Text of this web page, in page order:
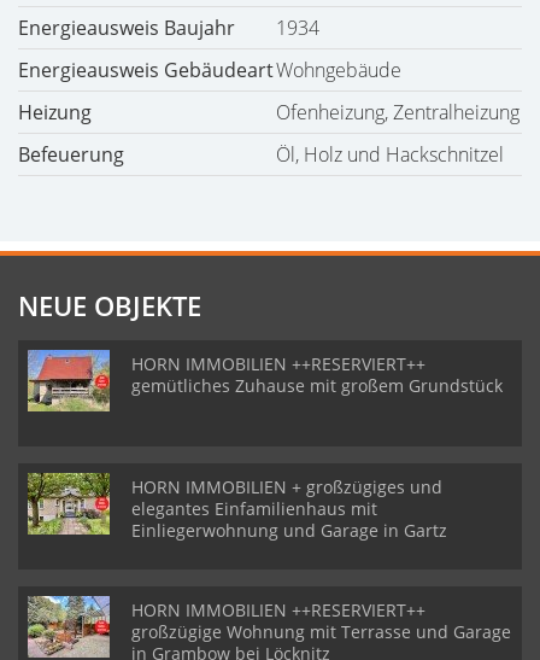
Energieausweis Baujahr
1934
Energieausweis GebäudeartWohngebäude
Heizung
Ofenheizung, Zentralheizung
Befeuerung
Öl, Holz und Hackschnitzel
NEUE OBJEKTE
HORN IMMOBILIEN ++RESERVIERT++
gemütliches Zuhause mit großem Grundstück
HORN IMMOBILIEN + großzügiges und
elegantes Einfamilienhaus mit
Einliegerwohnung und Garage in Gartz
HORN IMMOBILIEN ++RESERVIERT++
großzügige Wohnung mit Terrasse und Garage
in Grambow bei Löcknitz